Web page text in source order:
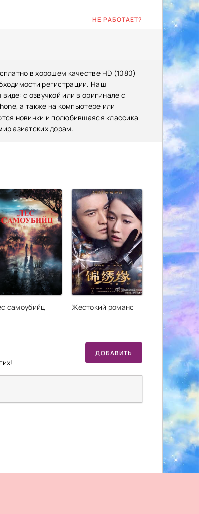
НЕ РАБОТАЕТ?
в хорошем качестве HD (1080)
регистрации. Наш
с озвучкой или в оригинале с
а также на компьютере или
новинки и полюбившаяся классика
азиатских дорам.
самоубийц Жестокий романс
ДОБАВИТЬ